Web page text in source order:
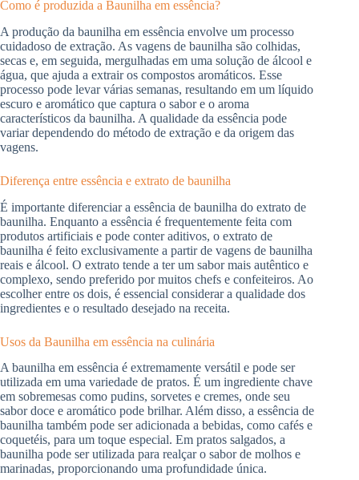
Como é produzida a Baunilha em essência?
A produção da baunilha em essência envolve um processo
cuidadoso de extração. As vagens de baunilha são colhidas,
secas e, em seguida, mergulhadas em uma solução de álcool e
água, que ajuda a extrair os compostos aromáticos. Esse
processo pode levar várias semanas, resultando em um líquido
escuro e aromático que captura o sabor e o aroma
característicos da baunilha. A qualidade da essência pode
variar dependendo do método de extração e da origem das
vagens.
Diferença entre essência e extrato de baunilha
É importante diferenciar a essência de baunilha do extrato de
baunilha. Enquanto a essência é frequentemente feita com
produtos artificiais e pode conter aditivos, o extrato de
baunilha é feito exclusivamente a partir de vagens de baunilha
reais e álcool. O extrato tende a ter um sabor mais autêntico e
complexo, sendo preferido por muitos chefs e confeiteiros. Ao
escolher entre os dois, é essencial considerar a qualidade dos
ingredientes e o resultado desejado na receita.
Usos da Baunilha em essência na culinária
A baunilha em essência é extremamente versátil e pode ser
utilizada em uma variedade de pratos. É um ingrediente chave
em sobremesas como pudins, sorvetes e cremes, onde seu
sabor doce e aromático pode brilhar. Além disso, a essência de
baunilha também pode ser adicionada a bebidas, como cafés e
coquetéis, para um toque especial. Em pratos salgados, a
baunilha pode ser utilizada para realçar o sabor de molhos e
marinadas, proporcionando uma profundidade única.